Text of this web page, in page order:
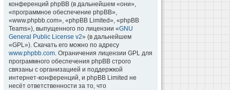
конференций phpBB (в дальнейшем «они»,
«программное обеспечение phpBB»,
«www.phpbb.com», «phpBB Limited», «phpBB
Teams»), выпущенного по лицензии «GNU
General Public License v2» (в дальнейшем
«GPL»). Скачать его можно по адресу
www.phpbb.com. Ограничения лицензии GPL для
программного обеспечения phpBB строго
связаны с организацией и поддержкой
интернет-конференций, и phpBB Limited не
несёт ответственности за то, что